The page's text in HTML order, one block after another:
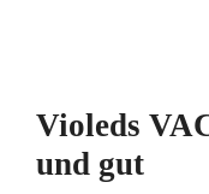
Violeds
und gut